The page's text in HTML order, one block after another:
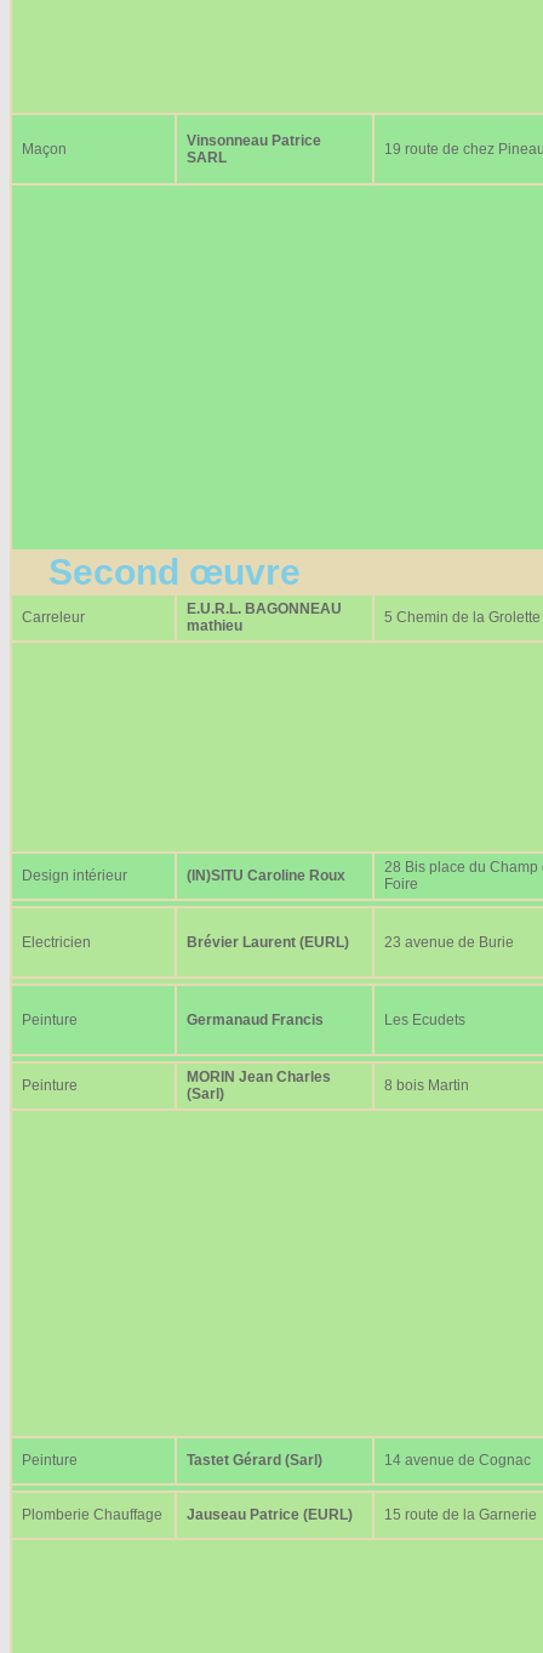
Maçon
Vinsonneau Patrice
SARL
19 route de chez
Second œuvre
Carreleur
E.U.R.L. BAGONNEAU
mathieu
5 Chemin de la Grolette
Design intérieur (IN)SITU Caroline Roux
28 Bis place du Champ
Foire
Electricien Brévier Laurent (EURL) 23 avenue de Burie
Peinture Germanaud Francis Les Ecudets
Peinture
MORIN Jean Charles
(Sarl)
8 bois Martin
Peinture Tastet Gérard (Sarl) 14 avenue de Cognac
Plomberie Chauffage Jauseau Patrice (EURL) 15 route de la Garnerie